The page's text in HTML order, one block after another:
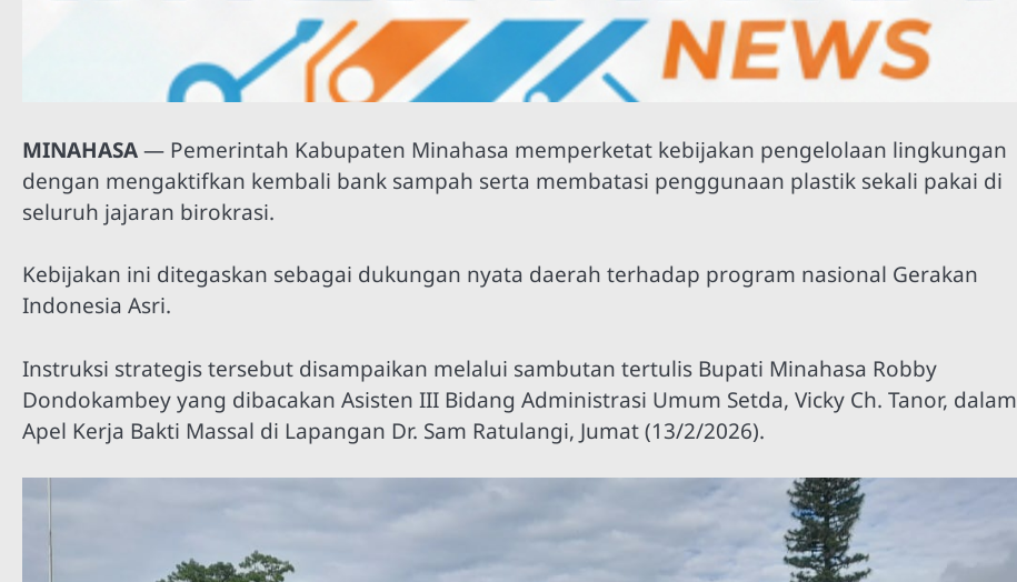
MINAHASA— Pemerintah Kabupaten Minahasa memperketat kebijakan pengelolaan lingkungan
dengan mengaktifkan kembali bank sampah serta membatasi penggunaan plastik sekali pakai di
seluruh jajaran birokrasi.
Kebijakan ini ditegaskan sebagai dukungan nyata daerah terhadap program nasional Gerakan
Indonesia Asri.
Instruksi strategis tersebut disampaikan melalui sambutan tertulis Bupati Minahasa Robby
Dondokambey yang dibacakan Asisten III Bidang Administrasi Umum Setda, Vicky Ch. Tanor, dalam
Apel Kerja Bakti Massal di Lapangan Dr. Sam Ratulangi, Jumat (13/2/2026).